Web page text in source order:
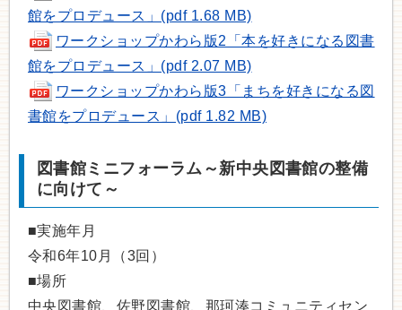
館をプロデュース」(pdf 1.68 MB)
ワークショップかわら版2「本を好きになる図書
館をプロデュース」(pdf 2.07 MB)
ワークショップかわら版3「まちを好きになる図
書館をプロデュース」(pdf 1.82 MB)
図書館ミニフォーラム～新中央図書館の整備
に向けて～
■実施年月
令和6年10月（3回）
■場所
中央図書館、佐野図書館、那珂湊コミュニティセン